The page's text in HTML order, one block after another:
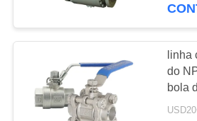
válvula de
linha
do
bola
a